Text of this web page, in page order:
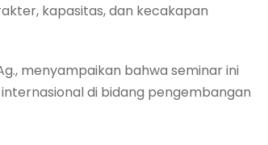
kapasitas, dan kecakapan
menyampaikan bahwa seminar ini
di bidang pengembangan